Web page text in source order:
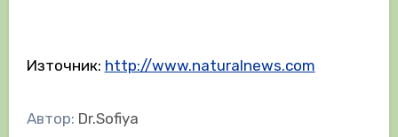
Източник: http://www.naturalnews.com
Автор: Dr.Sofiya